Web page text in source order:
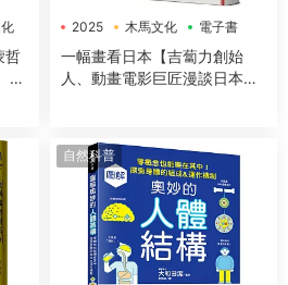
哲
亞
2025 木馬文化 電子書
一幅畫看日本【吉蔔力創始
人、動畫電影巨匠漫談日本傳
自然科普